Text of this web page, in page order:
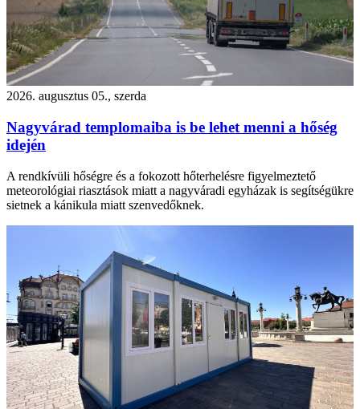
2026. augusztus 05., szerda
Nagyvárad templomaiba is be lehet menni a hőség
idején
A rendkívüli hőségre és a fokozott hőterhelésre figyelmeztető
meteorológiai riasztások miatt a nagyváradi egyházak is segítségükre
sietnek a kánikula miatt szenvedőknek.